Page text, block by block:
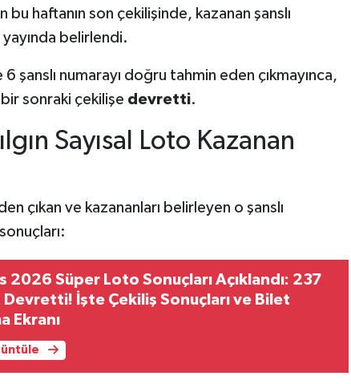
bu haftanın son çekilişinde, kazanan şanslı
belirlendi.
şanslı numarayı doğru tahmin eden çıkmayınca,
sonraki çekilişe devretti.
Sayısal Loto Kazanan
çıkan ve kazananları belirleyen o şanslı
2026 Süper Loto Sonuçları Açıklandı: 237
Devretti! İşte Çekiliş Sonuçları ve Bilet
Ekranı